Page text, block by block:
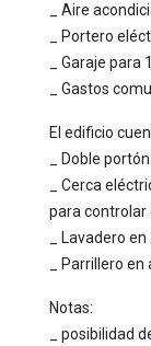
_ Aire
_ Portero
_ Garaje para
_ Gastos
El edificio
_ Doble
_ Cerca
para controlar
_ Lavadero
_ Parrillero
Notas:
_ posibilidad